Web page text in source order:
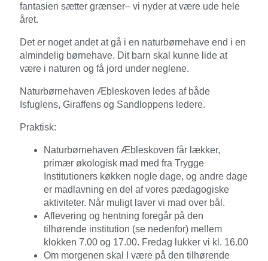
fantasien sætter grænser– vi nyder at være ude hele
året.
Det er noget andet at gå i en naturbørnehave end i en
almindelig børnehave. Dit barn skal kunne lide at
være i naturen og få jord under neglene.
Naturbørnehaven Æbleskoven ledes af både
Isfuglens, Giraffens og Sandloppens ledere.
Praktisk:
Naturbørnehaven Æbleskoven får lækker,
primær økologisk mad med fra Trygge
Institutioners køkken nogle dage, og andre dage
er madlavning en del af vores pædagogiske
aktiviteter. Når muligt laver vi mad over bål.
Aflevering og hentning foregår på den
tilhørende institution (se nedenfor) mellem
klokken 7.00 og 17.00. Fredag lukker vi kl. 16.00
Om morgenen skal I være på den tilhørende